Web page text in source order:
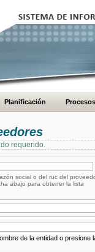
Planificación Procesos
requerido.
social o del ruc del
abajo para obtener la lista
de la entidad o presione